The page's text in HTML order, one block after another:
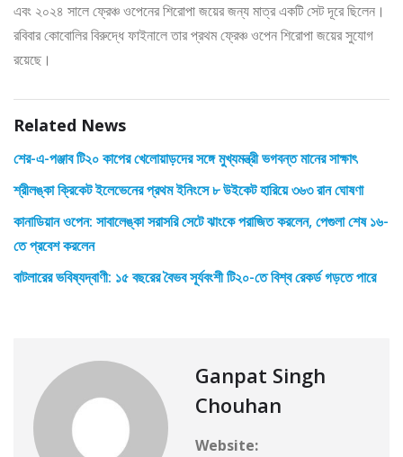
এবং ২০২৪ সালে ফ্রেঞ্চ ওপেনের শিরোপা জয়ের জন্য মাত্র একটি সেট দূরে ছিলেন।
রবিবার কোবোলির বিরুদ্ধে ফাইনালে তার প্রথম ফ্রেঞ্চ ওপেন শিরোপা জয়ের সুযোগ
রয়েছে।
Related News
শের-এ-পঞ্জাব টি২০ কাপের খেলোয়াড়দের সঙ্গে মুখ্যমন্ত্রী ভগবন্ত মানের সাক্ষাৎ
শ্রীলঙ্কা ক্রিকেট ইলেভেনের প্রথম ইনিংসে ৮ উইকেট হারিয়ে ৩৬৩ রান ঘোষণা
কানাডিয়ান ওপেন: সাবালেঙ্কা সরাসরি সেটে ঝাংকে পরাজিত করলেন, পেগুলা শেষ ১৬-
তে প্রবেশ করলেন
বাটলারের ভবিষ্যদ্বাণী: ১৫ বছরের বৈভব সূর্যবংশী টি২০-তে বিশ্ব রেকর্ড গড়তে পারে
Ganpat Singh
Chouhan
Website: